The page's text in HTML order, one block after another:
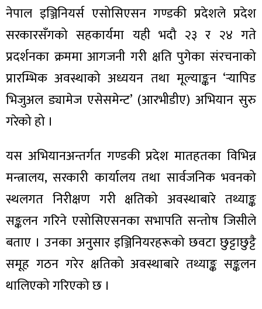
नेपाल इञ्जिनियर्स एसोसिएसन गण्डकी प्रदेशले प्रदेश
सरकारसँगको सहकार्यमा यही भदौ २३ र २४ गते
प्रदर्शनका क्रममा आगजनी गरी क्षति पुगेका संरचनाको
प्रारम्भिक अवस्थाको अध्ययन तथा मूल्याङ्कन ‘र्‍यापिड
भिजुअल ड्यामेज एसेसमेन्ट’ (आरभीडीए) अभियान सुरु
गरेको हो ।
यस अभियानअन्तर्गत गण्डकी प्रदेश मातहतका विभिन्न
मन्त्रालय, सरकारी कार्यालय तथा सार्वजनिक भवनको
स्थलगत निरीक्षण गरी क्षतिको अवस्थाबारे तथ्याङ्क
सङ्कलन गरिने एसोसिएसनका सभापति सन्तोष जिसीले
बताए । उनका अनुसार इञ्जिनियरहरूको छवटा छुट्टाछुट्टै
समूह गठन गरेर क्षतिको अवस्थाबारे तथ्याङ्क सङ्कलन
थालिएको गरिएको छ ।